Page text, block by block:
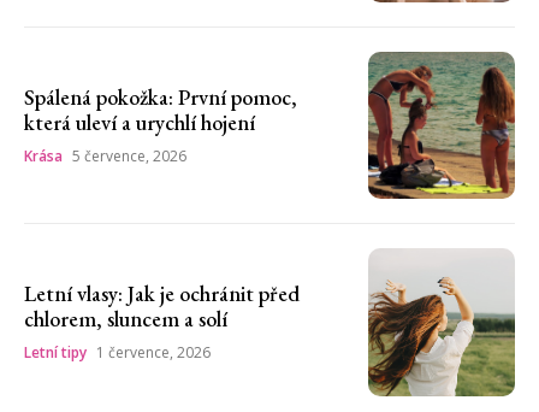
Spálená pokožka: První pomoc,
která uleví a urychlí hojení
Krása 5 července, 2026
Letní vlasy: Jak je ochránit před
chlorem, sluncem a solí
Letní tipy 1 července, 2026